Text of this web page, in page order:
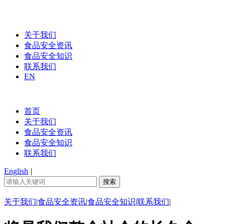
关于我们
食品安全资讯
食品安全知识
联系我们
EN
首页
关于我们
食品安全资讯
食品安全知识
联系我们
English |
关于我们|食品安全资讯|食品安全知识|联系我们|